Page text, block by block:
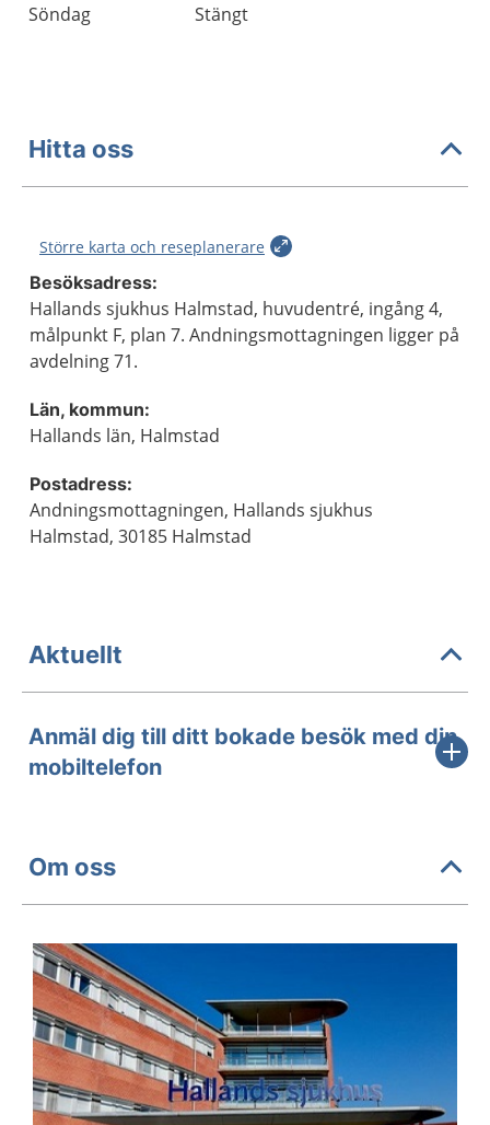
Söndag Stängt
Hitta oss
Större karta och reseplanerare
Besöksadress:
Hallands sjukhus Halmstad, huvudentré, ingång 4,
målpunkt F, plan 7. Andningsmottagningen ligger på
avdelning 71.
Län, kommun:
Hallands län, Halmstad
Postadress:
Andningsmottagningen, Hallands sjukhus
Halmstad, 30185 Halmstad
Aktuellt
Anmäl dig till ditt bokade besök med din
mobiltelefon
Om oss